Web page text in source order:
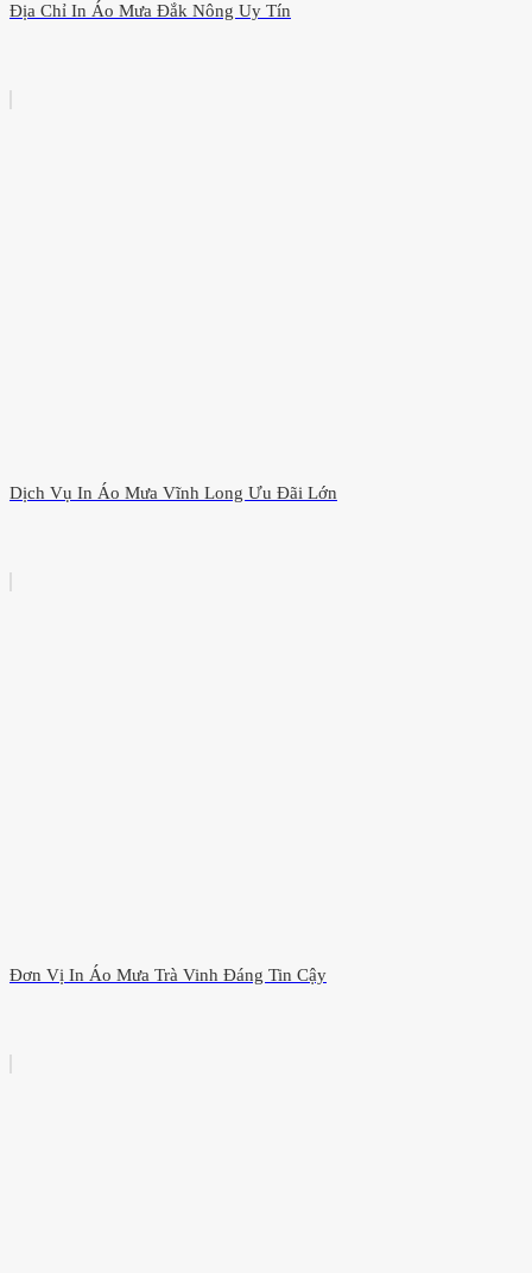
Địa Chỉ In Áo Mưa Đắk Nông Uy Tín
Dịch Vụ In Áo Mưa Vĩnh Long Ưu Đãi Lớn
Đơn Vị In Áo Mưa Trà Vinh Đáng Tin Cậy